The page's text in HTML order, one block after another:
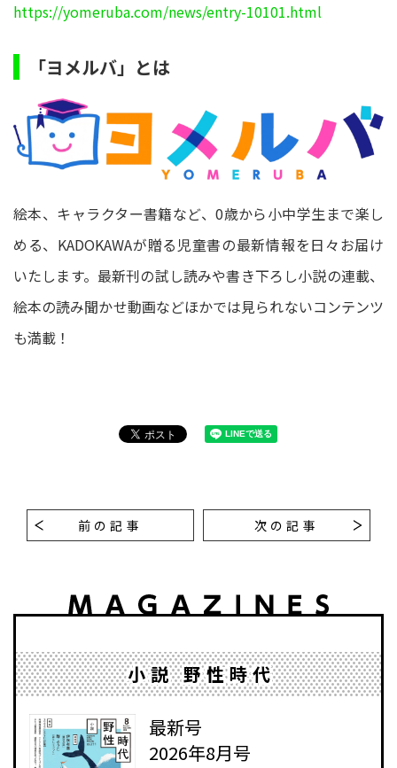
https://yomeruba.com/news/entry-10101.html
「ヨメルバ」とは
絵本、キャラクター書籍など、0歳から小中学生まで楽し
める、KADOKAWAが贈る児童書の最新情報を日々お届け
いたします。最新刊の試し読みや書き下ろし小説の連載、
絵本の読み聞かせ動画などほかでは見られないコンテンツ
も満載！
前の記事 次の記事
小説 野性時代
最新号
2026年8月号